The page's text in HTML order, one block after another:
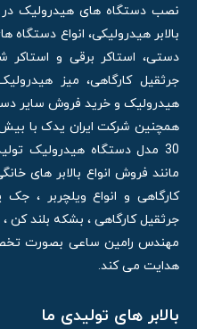
نصب دستگاه های هیدرولیک
بالابر هیدرولیکی، انواع دستگاه
دستی، استاکر برقی و استاکر
جرثقیل کارگاهی، میز
هیدرولیک و خرید فروش سایر
30 مدل دستگاه هیدرولیک
مانند فروش انواع بالابر های
کارگاهی و انواع ویلچربر ،
جرثقیل کارگاهی ، بشکه بلند کن ،
مهندس رامین ساعی بصورت
هدایت می کند.
بالابر های تولیدی ما